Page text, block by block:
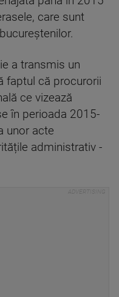
care sunt
a transmis un
faptul că procurorii
ce vizează
în perioada 2015-
unor acte
administrativ -